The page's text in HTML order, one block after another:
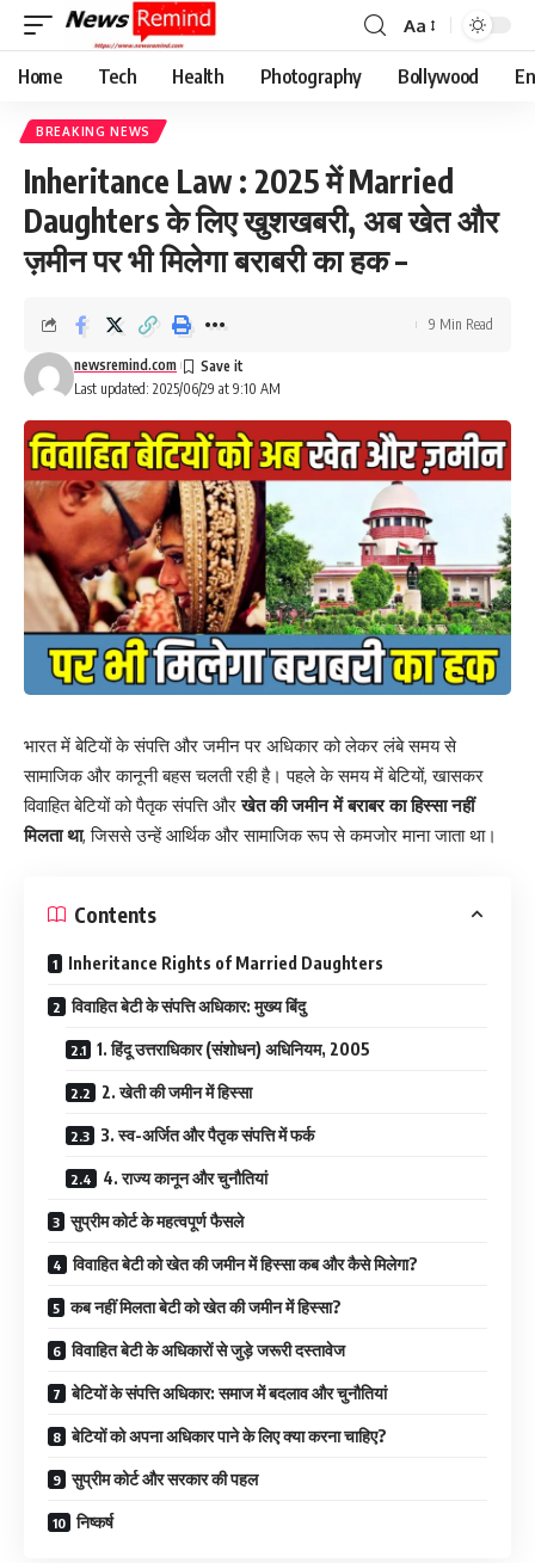
Font
Resizer
Aa
Home Tech Health Photography Bollywood
BREAKING NEWS
Inheritance Law : 2025 में Married
Daughters के लिए खुशखबरी, अब खेत और
ज़मीन पर भी मिलेगा बराबरी का हक –
Last updated: 2025/06/29 at 9:10 AM
newsremind.com
9 Min Read
भारत में बेटियों के संपत्ति और जमीन पर अधिकार को लेकर लंबे समय से
सामाजिक और कानूनी बहस चलती रही है। पहले के समय में बेटियों, खासकर
विवाहित बेटियों को पैतृक संपत्ति औरखेत की जमीन में बराबर का हिस्सा नहीं
मिलता था, जिससे उन्हें आर्थिक और सामाजिक रूप से कमजोर माना जाता था।
Contents
Inheritance Rights of Married Daughters
विवाहित बेटी के संपत्ति अधिकार: मुख्य बिंदु
1. हिंदू उत्तराधिकार (संशोधन) अधिनियम, 2005
2. खेती की जमीन में हिस्सा
3. स्व-अर्जित और पैतृक संपत्ति में फर्क
4. राज्य कानून और चुनौतियां
सुप्रीम कोर्ट के महत्वपूर्ण फैसले
विवाहित बेटी को खेत की जमीन में हिस्सा कब और कैसे मिलेगा?
कब नहीं मिलता बेटी को खेत की जमीन में हिस्सा?
विवाहित बेटी के अधिकारों से जुड़े जरूरी दस्तावेज
बेटियों के संपत्ति अधिकार: समाज में बदलाव और चुनौतियां
बेटियों को अपना अधिकार पाने के लिए क्या करना चाहिए?
सुप्रीम कोर्ट और सरकार की पहल
निष्कर्ष